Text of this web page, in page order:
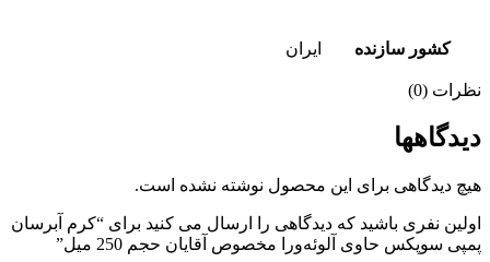
کشور سازنده ایران
(0)
دیدگاهی برای این محصول نوشته نشده است.
نفری باشید که دیدگاهی را ارسال می کنید برای “کرم آبرسان
سوپکس حاوی آلوئه‌ورا مخصوص آقایان حجم 250 میل”